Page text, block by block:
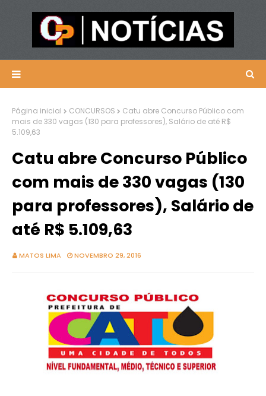
Página inicial CONCURSOS
Catu abre Concurso Público com
mais de 330 vagas (130 para professores), Salário de até R$
5.109,63
Catu abre Concurso Público
com mais de 330 vagas (130
para professores), Salário de
até R$ 5.109,63
MATOS LIMA NOVEMBRO 29, 2016